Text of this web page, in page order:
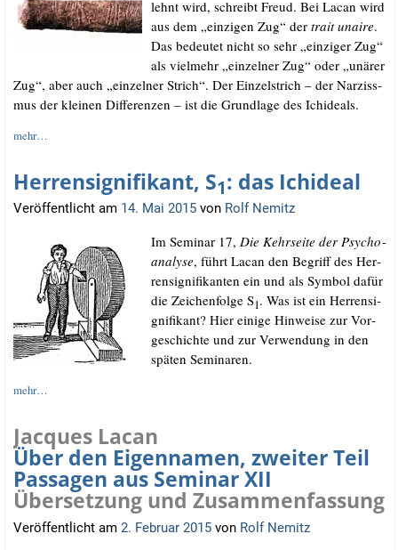
lehnt wird, schreibt Freud. Bei Lacan wird
aus dem „ein­zi­gen Zug“ dertrait unaire.
Das bedeu­tet nicht so sehr „ein­zi­ger Zug“
als viel­mehr „ein­zel­ner Zug“ oder „unä­rer
Zug“, aber auch „ein­zel­ner Strich“. Der Ein­zel­strich – der Nar­ziss­
mus der klei­nen Dif­fe­ren­zen – ist die Grund­la­ge des Ichideals.
mehr…
Herrensignifikant, S1: das Ichideal
Veröffentlicht am 14. Mai 2015 von Rolf Nemitz
Im Semi­nar 17,Die Kehr­sei­te der Psy­cho­
ana­ly­se, führt Lacan den Begriff des Her­
ren­si­gni­fi­kan­ten ein und als Sym­bol dafür
die Zei­chen­fol­ge S1. Was ist ein Her­ren­si­
gni­fi­kant? Hier eini­ge Hin­wei­se zur Vor­
ge­schich­te und zur Ver­wen­dung in den
spä­ten Seminaren.
mehr…
Jacques Lacan
Über den Eigennamen, zweiter Teil
Passagen aus Seminar XII
Übersetzung und Zusammenfassung
Veröffentlicht am 2. Februar 2015 von Rolf Nemitz